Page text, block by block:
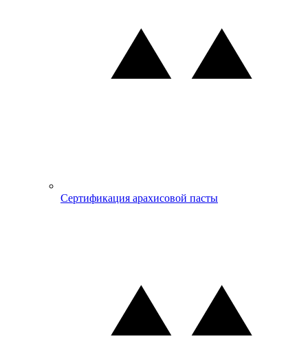
Сертификация арахисовой пасты